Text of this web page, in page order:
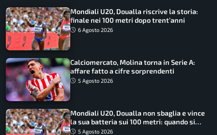
Mondiali U20, Doualla riscrive la storia:
finale nei 100 metri dopo trent’anni
6 Agosto 2026
Calciomercato, Molina torna in Serie A:
affare fatto a cifre sorprendenti
5 Agosto 2026
Mondiali U20, Doualla non sbaglia e vince
la sua batteria sui 100 metri: quando si
disputano le finali
5 Agosto 2026